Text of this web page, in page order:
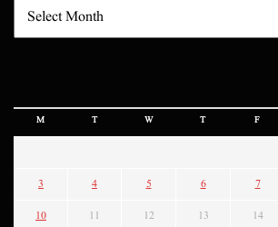
M T W T F
3 4 5 6 7
10 11 12 13 14